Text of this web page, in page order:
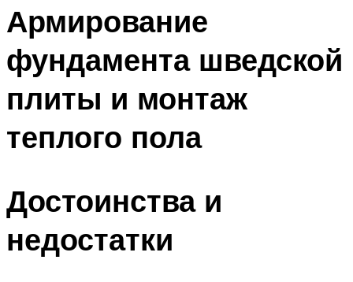
Армирование
фундамента шведской
плиты и монтаж
теплого пола
Достоинства и
недостатки